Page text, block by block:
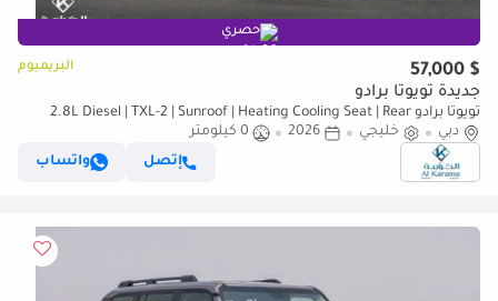
حصري
$ 57,000 البريميوم
جديدة تويوتا برادو
تويوتا برادو 2.8L Diesel | TXL-2 | Sunroof | Heating Cooling Seat | Rear
Camera
دبي خليجي 2026
0 كيلومتر
إتصل
واتساب